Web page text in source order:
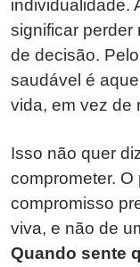
individualidade.
significar perder
de decisão.
saudável é
vida, em vez de
Isso não quer
comprometer. O
compromisso
viva, e não de
Quando sente